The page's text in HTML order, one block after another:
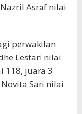
Asraf nilai
perwakilan
Lestari nilai
118, juara 3
Sari nilai